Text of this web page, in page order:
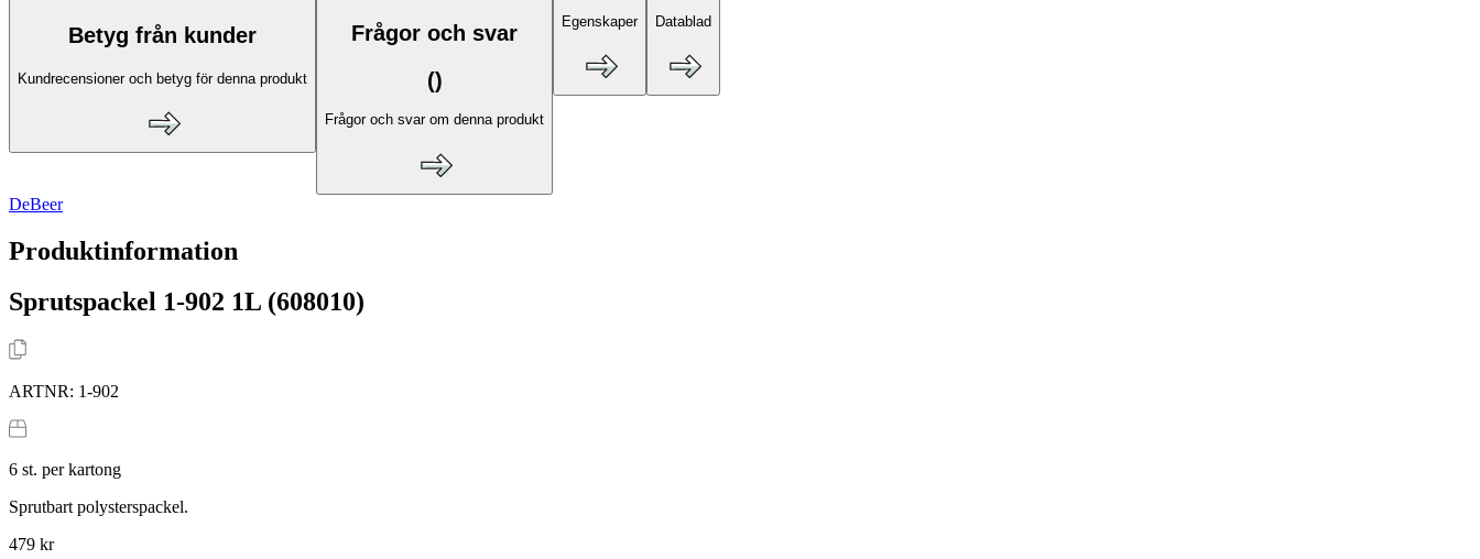
Betyg från kunder
Kundrecensioner och betyg för denna produkt
Frågor och svar
()
Frågor och svar om denna produkt
Egenskaper Datablad
DeBeer
Produktinformation
Sprutspackel 1-902 1L (608010)
ARTNR: 1-902
6 st. per kartong
Sprutbart polysterspackel.
479 kr